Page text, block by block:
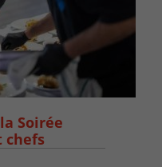
Soirée
chefs